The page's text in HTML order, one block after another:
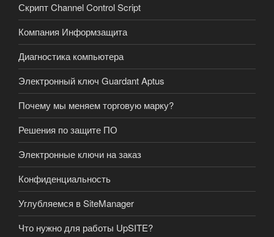
Скрипт Channel Control Script
Компания Информзащита
Диагностика компьютера
Электронный ключ Guardant Aptus
Почему мы меняем торговую марку?
Решения по защите ПО
Электронные ключи на заказ
Конфиденциальность
Углубляемся в SiteManager
Что нужно для работы UpSITE?